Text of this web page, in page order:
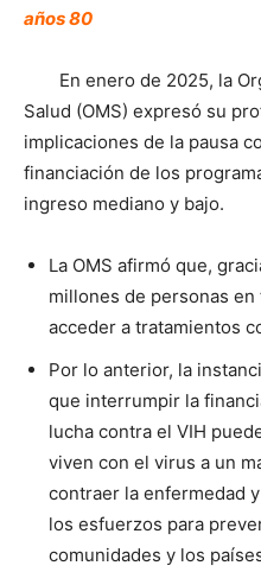
años 80
En enero de 2025, la
Salud (OMS) expresó su
implicaciones de la pausa
financiación de los
ingreso mediano y bajo.
La OMS afirmó que,
millones de personas
acceder a tratamientos
Por lo anterior, la
que interrumpir la
lucha contra el VIH
viven con el virus a un
contraer la enfermedad
los esfuerzos para
comunidades y los